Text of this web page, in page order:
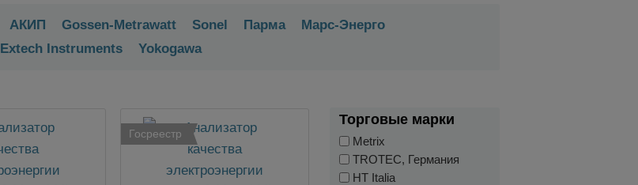
АКИП Gossen-Metrawatt Sonel Парма
Марс-Энерго
Extech Instruments Yokogawa
Госреестр
Торговые марки
Metrix
TROTEC, Германия
HT Italia